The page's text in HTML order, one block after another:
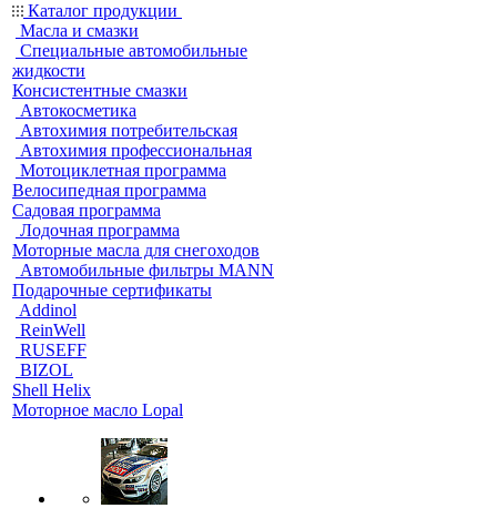
Каталог продукции
Масла и смазки
Специальные автомобильные
жидкости
Консистентные смазки
Автокосметика
Автохимия потребительская
Автохимия профессиональная
Мотоциклетная программа
Велосипедная программа
Садовая программа
Лодочная программа
Моторные масла для снегоходов
Автомобильные фильтры MANN
Подарочные сертификаты
Addinol
ReinWell
RUSEFF
BIZOL
Shell Helix
Моторное масло Lopal